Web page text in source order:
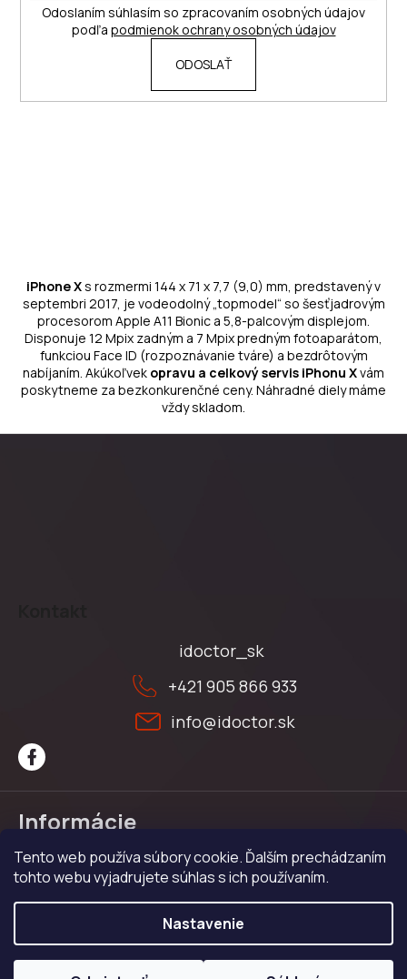
Tento web používa súbory cookie. Ďalším prechádzaním
tohto webu vyjadrujete súhlas s ich používaním.
Nastavenie
Odoslaním súhlasím so zpracovaním osobných údajov
podľa podmienok ochrany osobných údajov
iPhone Xs rozmermi 144 x 71 x 7,7 (9,0) mm, predstavený v
septembri 2017, je vodeodolný „topmodel“ so šesťjadrovým
procesorom Apple A11 Bionic a 5,8-palcovým displejom.
Disponuje 12 Mpix zadným a 7 Mpix predným fotoaparátom,
funkciou Face ID (rozpoznávanie tváre) a bezdrôtovým
nabíjaním. Akúkoľvek opravu a celkový servis iPhonu Xvám
poskytneme za bezkonkurenčné ceny. Náhradné dielymáme
vždy skladom.
info@idoctor.sk
+421 905 866 933
idoctor_sk
Informácie
Obchodné podmienky
Ochrana osobných údajov
Reklamačný poriadok
Copyright 2026iDoctor. Všetky práva vyhradené.